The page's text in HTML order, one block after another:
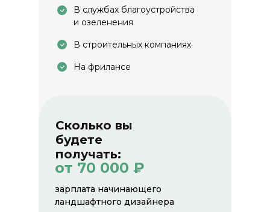
от 70 000 ₽
зарплата начинающего
ландшафтного дизайнера
Сколько вы
будете
получать:
На фрилансе
В строительных компаниях
В службах благоустройства
и озеленения